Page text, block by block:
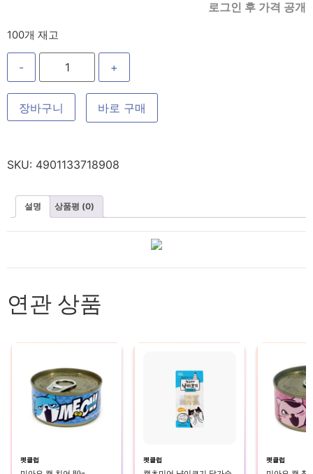
로그인 후 가격 공개
100개 재고
- +
장바구니 바로 구매
SKU: 4901133718908
설명 상품평 (0)
연관 상품
펫클럽 펫클럽 펫클럽